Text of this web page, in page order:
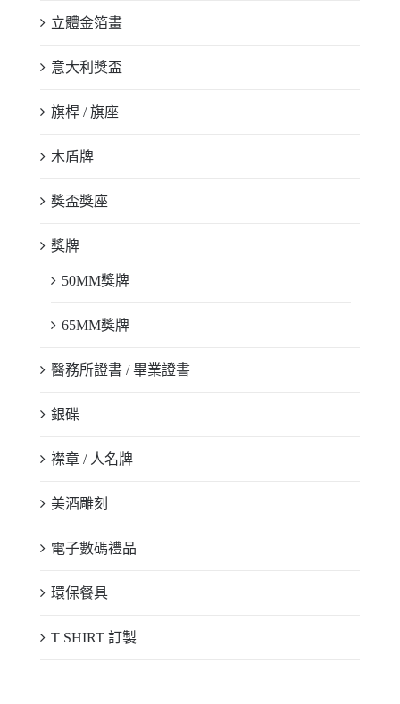
立體金箔畫
意大利獎盃
旗桿 / 旗座
木盾牌
獎盃獎座
獎牌
50MM獎牌
65MM獎牌
醫務所證書 / 畢業證書
銀碟
襟章 / 人名牌
美酒雕刻
電子數碼禮品
環保餐具
T SHIRT 訂製